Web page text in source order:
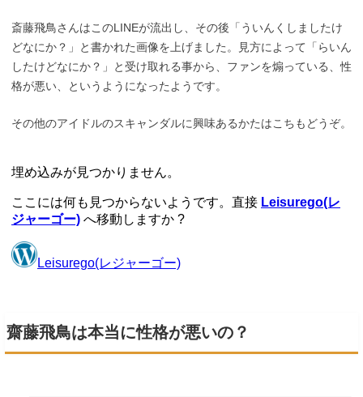
斎藤飛鳥さんはこのLINEが流出し、その後「ういんくしましたけ
どなにか？」と書かれた画像を上げました。見方によって「らいん
したけどなにか？」と受け取れる事から、ファンを煽っている、性
格が悪い、というようになったようです。
その他のアイドルのスキャンダルに興味あるかたはこちもどうぞ。
齋藤飛鳥は本当に性格が悪いの？